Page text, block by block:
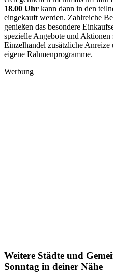
18.00 Uhr kann dann in den
eingekauft werden. Zahlreiche
genießen das besondere
spezielle Angebote und Aktionen
Einzelhandel zusätzliche
eigene Rahmenprogramme.
Werbung
Weitere Städte und
Sonntag in deiner Nähe